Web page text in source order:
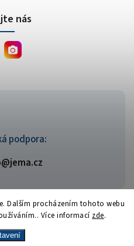
Dalším procházením tohoto webu
Více informací zde.
podpora:
nás
. Všechna práva vyhrazena.
| Design